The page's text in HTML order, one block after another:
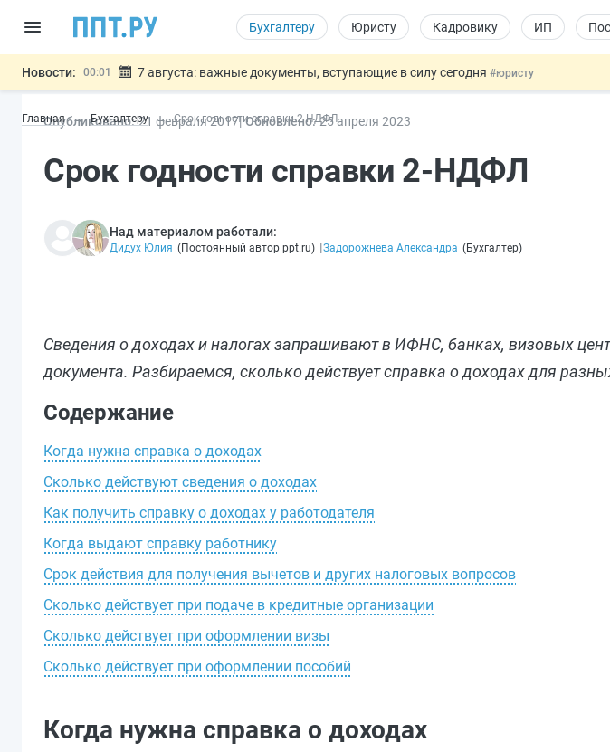
Бухгалтеру Юристу Кадровику ИП
Новости: 00:01 7 августа: важные документы, вступающие в силу сегодня #юристу
06.08 Подписан указ об отмене спецрежима для вкладов физлиц из недружественных
06.08
Важно Обеспечительный платёж СПОТ могут заменить банковской гарантией
Главная Бухгалтеру Срок годности справки 2-НДФЛ
Опубликовано: 21 февраля2017 Обновлено: 25 апреля 2023
Срок годности справки 2-НДФЛ
Над материалом работали:
Дидух Юлия (Постоянный автор ppt.ru) |Задорожнева Александра (Бухгалтер)
Сведения о доходах и налогах запрашивают в ИФНС, банках, визовых
документа. Разбираемся, сколько действует справка о доходах для
Содержание
Когда нужна справка о доходах
Сколько действуют сведения о доходах
Как получить справку о доходах у работодателя
Когда выдают справку работнику
Срок действия для получения вычетов и других налоговых вопросов
Сколько действует при подаче в кредитные организации
Сколько действует при оформлении визы
Сколько действует при оформлении пособий
Когда нужна справка о доходах